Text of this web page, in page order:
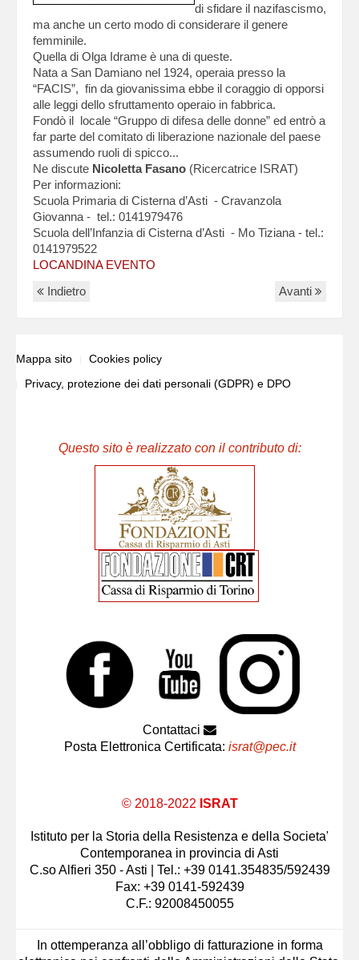
di sfidare il nazifascismo,
ma anche un certo modo di considerare il genere
femminile.
Quella di Olga Idrame è una di queste.
Nata a San Damiano nel 1924, operaia presso la
“FACIS”, fin da giovanissima ebbe il coraggio di opporsi
alle leggi dello sfruttamento operaio in fabbrica.
Fondò il locale “Gruppo di difesa delle donne” ed entrò a
far parte del comitato di liberazione nazionale del paese
assumendo ruoli di spicco...
Ne discute Nicoletta Fasano (Ricercatrice ISRAT)
Per informazioni:
Scuola Primaria di Cisterna d’Asti - Cravanzola
Giovanna - tel.: 0141979476
Scuola dell’Infanzia di Cisterna d’Asti - Mo Tiziana - tel.:
0141979522
LOCANDINA EVENTO
Indietro
Avanti
Mappa sito
Cookies policy
Privacy, protezione dei dati personali (GDPR) e DPO
Questo sito è realizzato con il contributo di:
Contattaci
Posta Elettronica Certificata: israt@pec.it
© 2018-2022 ISRAT
Istituto per la Storia della Resistenza e della Societa'
Contemporanea in provincia di Asti
C.so Alfieri 350 - Asti | Tel.: +39 0141.354835/592439
Fax: +39 0141-592439
C.F.: 92008450055
In ottemperanza all’obbligo di fatturazione in forma